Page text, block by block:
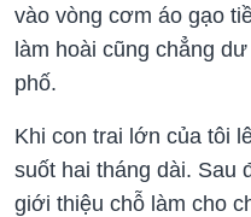
vào vòng cơm áo gạo
làm hoài cũng chẳng
phố.
Khi con trai lớn của tôi
suốt hai tháng dài. Sau
giới thiệu chỗ làm cho